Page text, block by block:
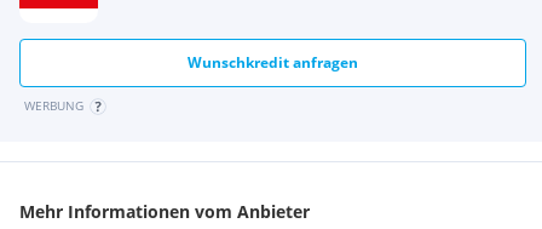
Wunschkredit anfragen
WERBUNG
Mehr Informationen vom Anbieter